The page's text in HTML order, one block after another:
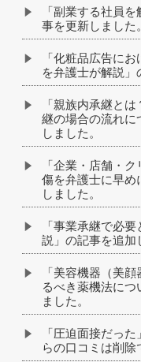
「副業する社員
事を更新しました。
「化粧品広告に
を弁護士が解説」
「親族内承継と
継の場合の流れに
しました。
「企業・店舗・
傷を弁護士に早め
しました。
「事業承継で必
説」の記事を追加
「美容機器（美
るべき薬機法に
ました。
「圧迫面接だっ
らの口コミは削除